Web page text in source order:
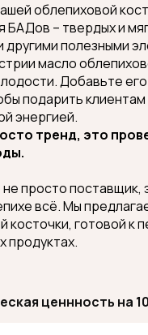
облепиховой
БАДов – твердых и
другими полезными
масло
Добавьте
подарить
энергией.
тренд, это
просто поставщик,
всё. Мы
косточки, готовой к
продуктах.
ценнность на